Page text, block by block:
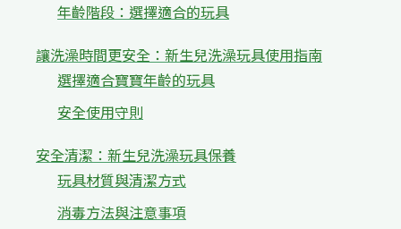
年齡階段：選擇適合的玩具
讓洗澡時間更安全：新生兒洗澡玩具使用指南
選擇適合寶寶年齡的玩具
安全使用守則
安全清潔：新生兒洗澡玩具保養
玩具材質與清潔方式
消毒方法與注意事項